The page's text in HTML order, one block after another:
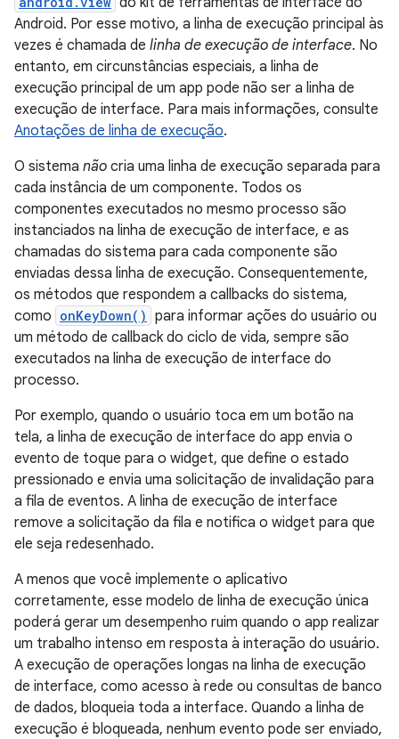
Android. Por esse motivo, a linha de execução principal às
vezes é chamada de linha de execução de interface. No
entanto, em circunstâncias especiais, a linha de
execução principal de um app pode não ser a linha de
execução de interface. Para mais informações, consulte
Anotações de linha de execução.
O sistema não cria uma linha de execução separada para
cada instância de um componente. Todos os
componentes executados no mesmo processo são
instanciados na linha de execução de interface, e as
chamadas do sistema para cada componente são
enviadas dessa linha de execução. Consequentemente,
os métodos que respondem a callbacks do sistema,
como onKeyDown() para informar ações do usuário ou
um método de callback do ciclo de vida, sempre são
executados na linha de execução de interface do
processo.
Por exemplo, quando o usuário toca em um botão na
tela, a linha de execução de interface do app envia o
evento de toque para o widget, que define o estado
pressionado e envia uma solicitação de invalidação para
a fila de eventos. A linha de execução de interface
remove a solicitação da fila e notifica o widget para que
ele seja redesenhado.
A menos que você implemente o aplicativo
corretamente, esse modelo de linha de execução única
poderá gerar um desempenho ruim quando o app realizar
um trabalho intenso em resposta à interação do usuário.
A execução de operações longas na linha de execução
de interface, como acesso à rede ou consultas de banco
de dados, bloqueia toda a interface. Quando a linha de
execução é bloqueada, nenhum evento pode ser enviado,